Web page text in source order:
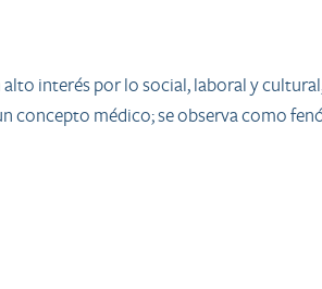
alto interés por lo social, laboral y
concepto médico; se observa como